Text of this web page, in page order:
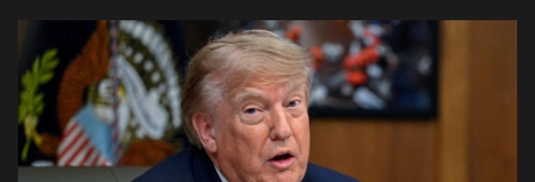
08 Օգոստոս, 2026 22:41